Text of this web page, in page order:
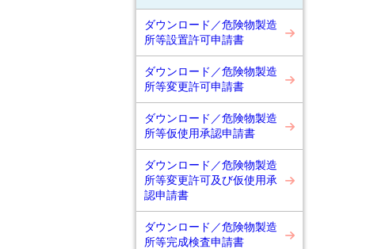
ダウンロード／危険物製造
所等設置許可申請書
ダウンロード／危険物製造
所等変更許可申請書
ダウンロード／危険物製造
所等仮使用承認申請書
ダウンロード／危険物製造
所等変更許可及び仮使用承
認申請書
ダウンロード／危険物製造
所等完成検査申請書